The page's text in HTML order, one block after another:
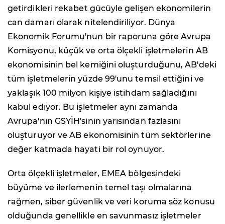
getirdikleri rekabet gücüyle gelişen ekonomilerin
can damarı olarak nitelendiriliyor. Dünya
Ekonomik Forumu'nun bir raporuna göre Avrupa
Komisyonu, küçük ve orta ölçekli işletmelerin AB
ekonomisinin bel kemiğini oluşturduğunu, AB'deki
tüm işletmelerin yüzde 99'unu temsil ettiğini ve
yaklaşık 100 milyon kişiye istihdam sağladığını
kabul ediyor. Bu işletmeler aynı zamanda
Avrupa'nın GSYİH'sinin yarısından fazlasını
oluşturuyor ve AB ekonomisinin tüm sektörlerine
değer katmada hayati bir rol oynuyor.
Orta ölçekli işletmeler, EMEA bölgesindeki
büyüme ve ilerlemenin temel taşı olmalarına
rağmen, siber güvenlik ve veri koruma söz konusu
olduğunda genellikle en savunmasız işletmeler